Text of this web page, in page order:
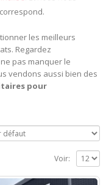
les meilleurs
Regardez
pas manquer le
vendons aussi bien des
pour
Voir: